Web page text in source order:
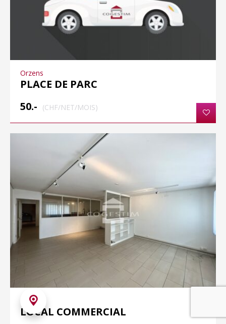
Orzens
PLACE DE PARC
50.-
(CHF/NET/MOIS)
PULLY
LOCAL COMMERCIAL